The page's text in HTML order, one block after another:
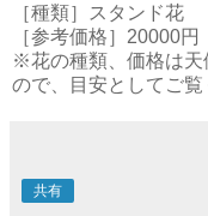
［種類］スタンド花
［参考価格］20000円
※花の種類、価格は天
ので、目安としてご覧
共有